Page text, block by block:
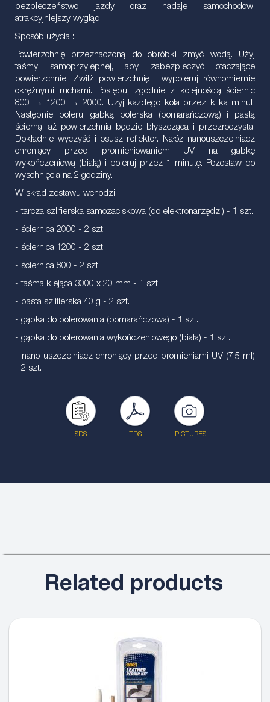
bezpieczeństwo jazdy oraz nadaje samochodowi
atrakcyjniejszy wygląd.
Sposób użycia :
Powierzchnię przeznaczoną do obróbki zmyć wodą. Użyj
taśmy samoprzylepnej, aby zabezpieczyć otaczające
powierzchnie. Zwilż powierzchnię i wypoleruj równomiernie
okrężnymi ruchami. Postępuj zgodnie z kolejnością ściernic
800 → 1200 → 2000. Użyj każdego koła przez kilka minut.
Następnie poleruj gąbką polerską (pomarańczową) i pastą
ścierną, aż powierzchnia będzie błyszcząca i przezroczysta.
Dokładnie wyczyść i osusz reflektor. Nałóż nanouszczelniacz
chroniący przed promieniowaniem UV na gąbkę
wykończeniową (białą) i poleruj przez 1 minutę. Pozostaw do
wyschnięcia na 2 godziny.
W skład zestawu wchodzi:
- tarcza szlifierska samozaciskowa (do elektronarzędzi) - 1 szt.
- ściernica 2000 - 2 szt.
- ściernica 1200 - 2 szt.
- ściernica 800 - 2 szt.
- taśma klejąca 3000 x 20 mm - 1 szt.
- pasta szlifierska 40 g - 2 szt.
- gąbka do polerowania (pomarańczowa) - 1 szt.
- gąbka do polerowania wykończeniowego (biała) - 1 szt.
- nano-uszczelniacz chroniący przed promieniami UV (7,5 ml)
- 2 szt.
SDS TDS PICTURES
Related products